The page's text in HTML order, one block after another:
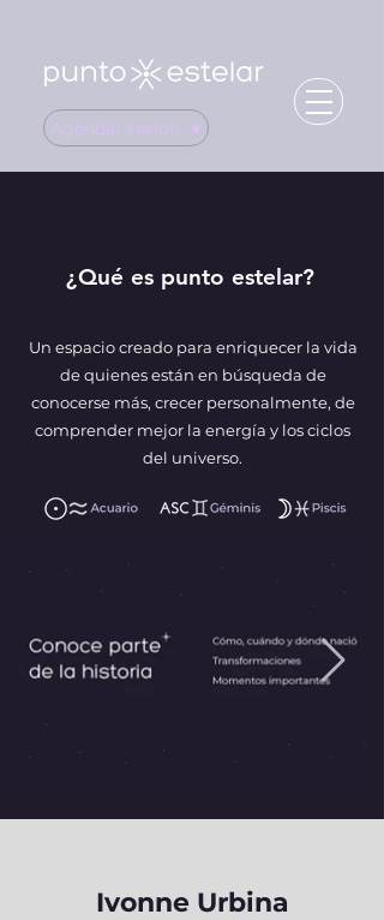
Agendar sesión
¿Qué es punto estelar?
Un espacio creado para enriquecer la vida
de quienes están en búsqueda de
conocerse más, crecer personalmente, de
comprender mejor la energía y los ciclos
del universo.
Ivonne Urbina